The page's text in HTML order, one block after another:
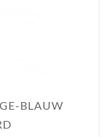
BLAUW